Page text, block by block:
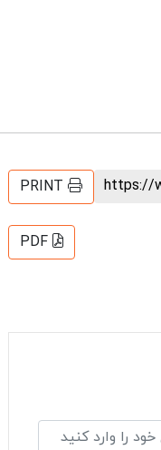
PRINT
PDF